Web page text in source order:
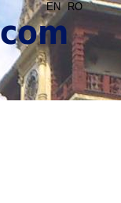
EN RO